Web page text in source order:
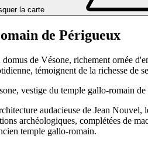
la carte
de Périgueux
de Vésone, richement ornée
témoignent de la richesse de
vestige du temple gallo-romain
audacieuse de Jean
archéologiques, complétées de
temple gallo-romain.